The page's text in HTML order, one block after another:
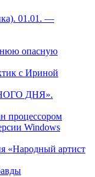
01.01. —
опасную
с Ириной
ДНЯ».
процессором
Windows
«Народный артист